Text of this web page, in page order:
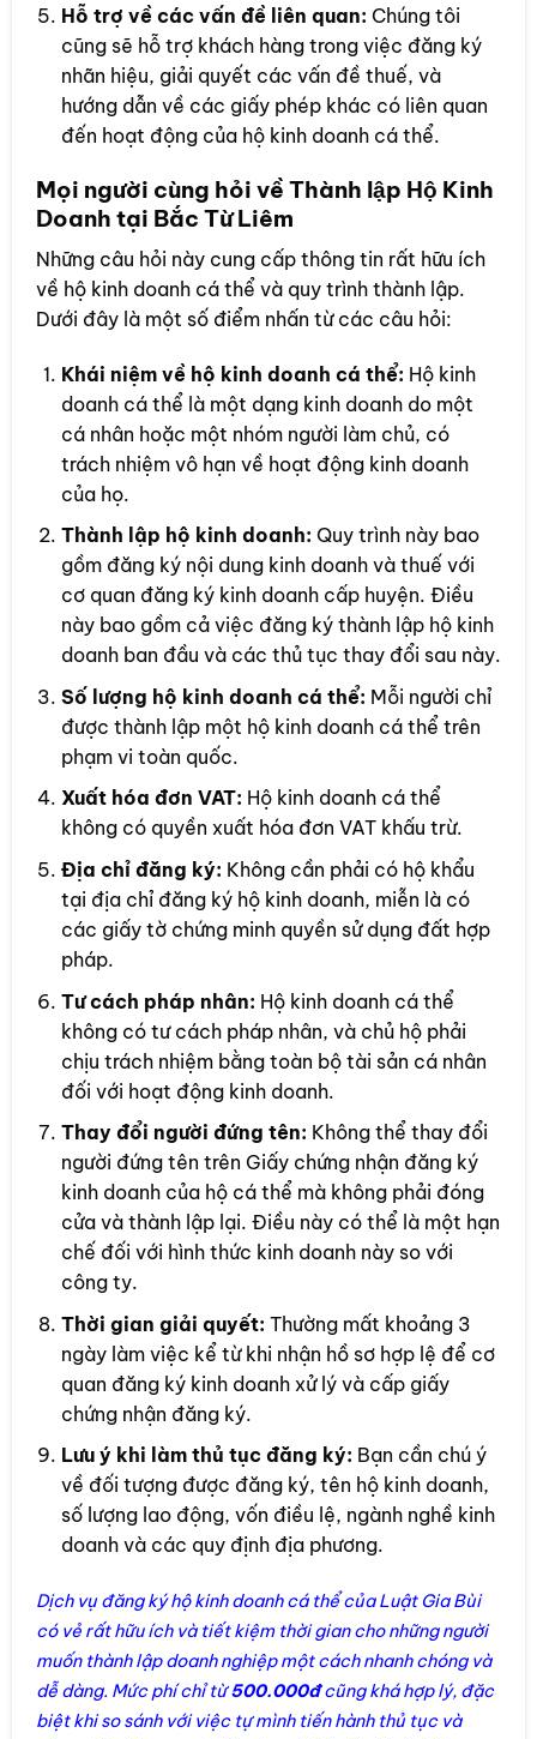
Hỗ trợ về các vấn đề liên quan: Chúng tôi
cũng sẽ hỗ trợ khách hàng trong việc đăng ký
nhãn hiệu, giải quyết các vấn đề thuế, và
hướng dẫn về các giấy phép khác có liên quan
đến hoạt động của hộ kinh doanh cá thể.
Mọi người cùng hỏi về Thành lập Hộ Kinh
Doanh tại Bắc Từ Liêm
Những câu hỏi này cung cấp thông tin rất hữu ích
về hộ kinh doanh cá thể và quy trình thành lập.
Dưới đây là một số điểm nhấn từ các câu hỏi:
Khái niệm về hộ kinh doanh cá thể: Hộ kinh
doanh cá thể là một dạng kinh doanh do một
cá nhân hoặc một nhóm người làm chủ, có
trách nhiệm vô hạn về hoạt động kinh doanh
của họ.
Thành lập hộ kinh doanh: Quy trình này bao
gồm đăng ký nội dung kinh doanh và thuế với
cơ quan đăng ký kinh doanh cấp huyện. Điều
này bao gồm cả việc đăng ký thành lập hộ kinh
doanh ban đầu và các thủ tục thay đổi sau này.
Số lượng hộ kinh doanh cá thể: Mỗi người chỉ
được thành lập một hộ kinh doanh cá thể trên
phạm vi toàn quốc.
Xuất hóa đơn VAT: Hộ kinh doanh cá thể
không có quyền xuất hóa đơn VAT khấu trừ.
Địa chỉ đăng ký: Không cần phải có hộ khẩu
tại địa chỉ đăng ký hộ kinh doanh, miễn là có
các giấy tờ chứng minh quyền sử dụng đất hợp
pháp.
Tư cách pháp nhân: Hộ kinh doanh cá thể
không có tư cách pháp nhân, và chủ hộ phải
chịu trách nhiệm bằng toàn bộ tài sản cá nhân
đối với hoạt động kinh doanh.
Thay đổi người đứng tên: Không thể thay đổi
người đứng tên trên Giấy chứng nhận đăng ký
kinh doanh của hộ cá thể mà không phải đóng
cửa và thành lập lại. Điều này có thể là một hạn
chế đối với hình thức kinh doanh này so với
công ty.
Thời gian giải quyết: Thường mất khoảng 3
ngày làm việc kể từ khi nhận hồ sơ hợp lệ để cơ
quan đăng ký kinh doanh xử lý và cấp giấy
chứng nhận đăng ký.
Lưu ý khi làm thủ tục đăng ký: Bạn cần chú ý
về đối tượng được đăng ký, tên hộ kinh doanh,
số lượng lao động, vốn điều lệ, ngành nghề kinh
doanh và các quy định địa phương.
Dịch vụ đăng ký hộ kinh doanh cá thể của Luật Gia Bùi
có vẻ rất hữu ích và tiết kiệm thời gian cho những người
muốn thành lập doanh nghiệp một cách nhanh chóng và
dễ dàng. Mức phí chỉ từ500.000đcũng khá hợp lý, đặc
biệt khi so sánh với việc tự mình tiến hành thủ tục và